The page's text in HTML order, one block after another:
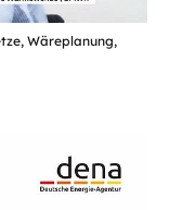
Wäreplanung,